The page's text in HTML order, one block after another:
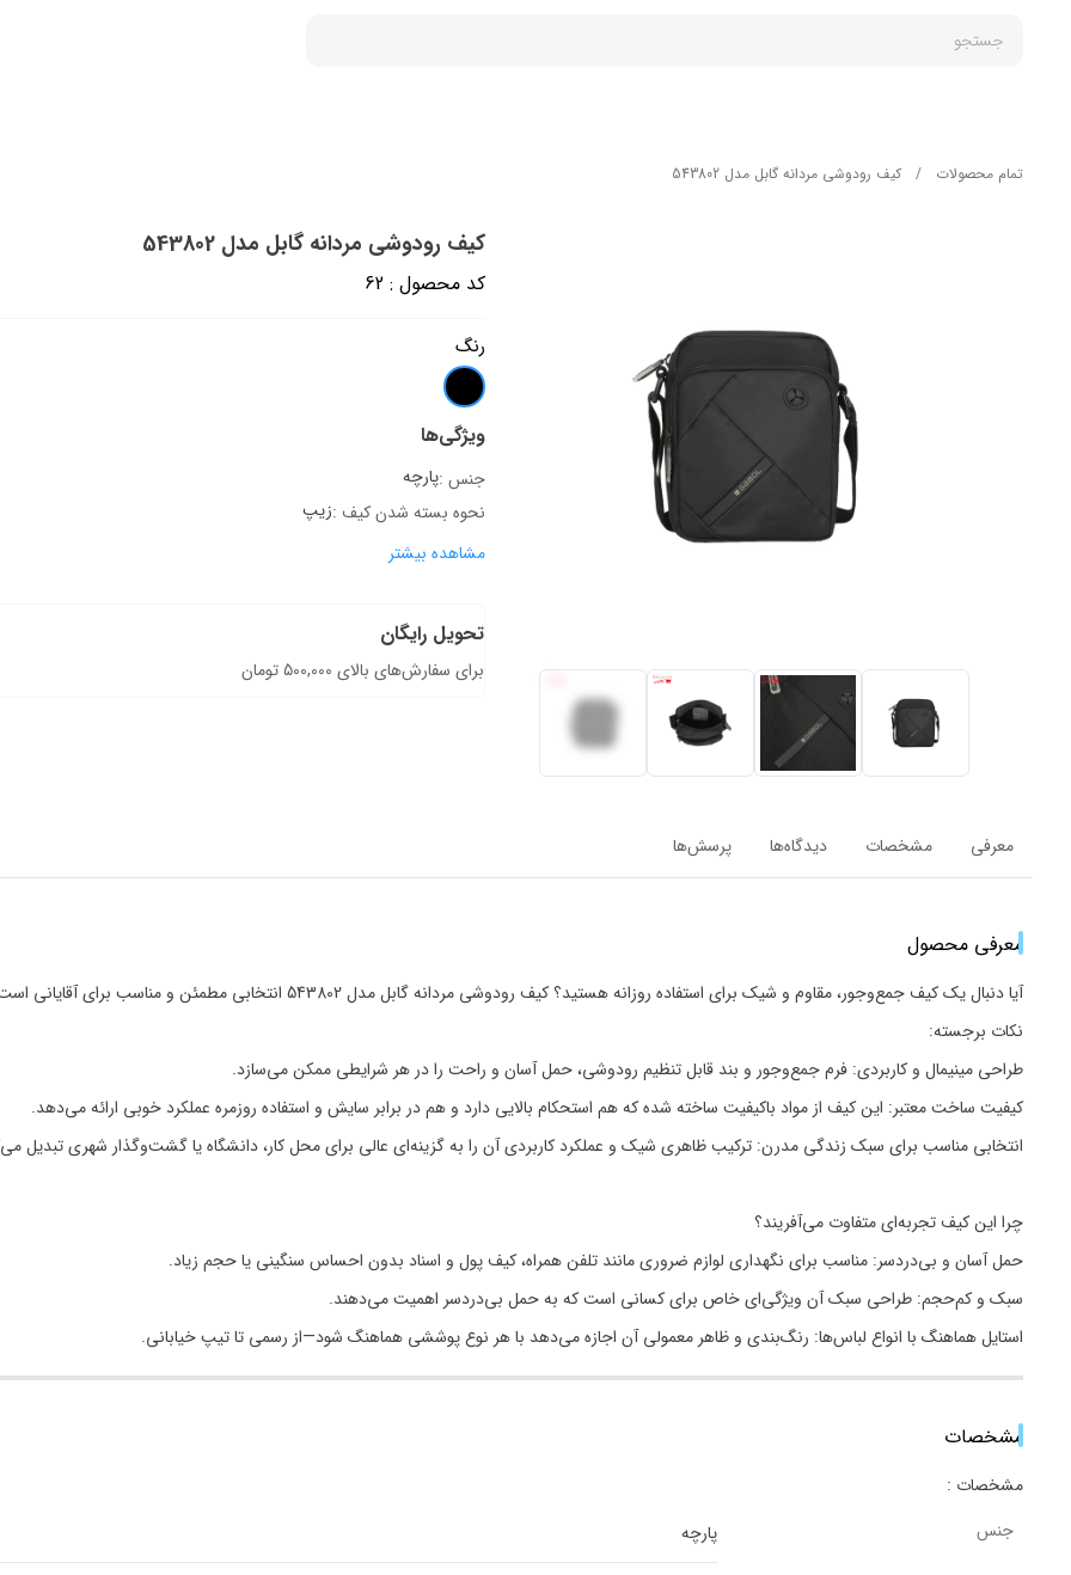
جستجو
تمام محصولات / کیف رودوشی مردانه گابل مدل 543802
کیف رودوشی مردانه گابل مدل 543802
کد محصول : 62
رنگ
ویژگی‌ها
جنس :پارچه
نحوه بسته شدن کیف :زیپ
مشاهده بیشتر
تحویل رایگان
برای سفارش‌های بالای 500,000 تومان
معرفی مشخصات دیدگاه‌ها پرسش‌ها
معرفی محصول
آیا دنبال یک کیف جمع‌وجور، مقاوم و شیک برای استفاده روزانه هستید؟ کیف رودوشی مردانه گابل مدل 543802 انتخابی مطمئن و مناسب برای آقایانی است که به کیفیت و کاربرد عملی اهمیت می‌دهند.
نکات برجسته:
طراحی مینیمال و کاربردی: فرم جمع‌وجور و بند قابل تنظیم رودوشی، حمل آسان و راحت را در هر شرایطی ممکن می‌سازد.
کیفیت ساخت معتبر: این کیف از مواد باکیفیت ساخته شده که هم استحکام بالایی دارد و هم در برابر سایش و استفاده روزمره عملکرد خوبی ارائه می‌دهد.
انتخابی مناسب برای سبک زندگی مدرن: ترکیب ظاهری شیک و عملکرد کاربردی آن را به گزینه‌ای عالی برای محل کار، دانشگاه یا گشت‌وگذار شهری تبدیل
چرا این کیف تجربه‌ای متفاوت می‌آفریند؟
حمل آسان و بی‌دردسر: مناسب برای نگهداری لوازم ضروری مانند تلفن همراه، کیف پول و اسناد بدون احساس سنگینی یا حجم زیاد.
سبک‌ و کم‌حجم: طراحی سبک آن ویژگی‌ای خاص برای کسانی است که به حمل بی‌دردسر اهمیت می‌دهند.
استایل هماهنگ با انواع لباس‌ها: رنگ‌بندی و ظاهر معمولی آن اجازه می‌دهد با هر نوع پوششی هماهنگ شود—از رسمی تا تیپ خیابانی.
مشخصات
مشخصات :
جنس
پارچه